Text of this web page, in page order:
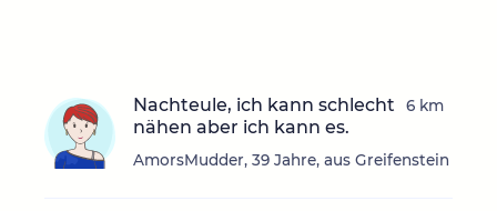
Nachteule, ich kann schlecht
nähen aber ich kann es.
AmorsMudder, 39 Jahre, aus Greifenstein
6 km